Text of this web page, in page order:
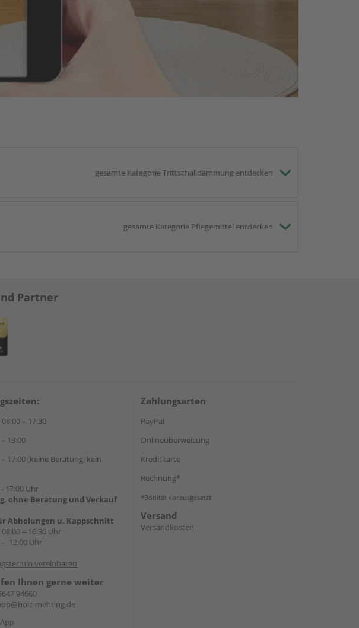
gesamte Kategorie Trittschalldämmung entdecken
gesamte Kategorie Pflegemittel entdecken
Partner
08:00 – 17:30
13:00
– 17:00 (keine Beratung, kein
17:00 Uhr
ohne Beratung und Verkauf
Abholungen u. Kappschnitt
08:00 – 16:30 Uhr
– 12:00 Uhr
vereinbaren
Ihnen gerne weiter
94660
mehring.de
Zahlungsarten
PayPal
Onlineüberweisung
Kreditkarte
Rechnung*
*Bonität vorausgesetzt
Versand
Versandkosten